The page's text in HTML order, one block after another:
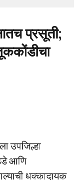
प्रसूती;
उपजिल्हा
आणि
धक्कादायक